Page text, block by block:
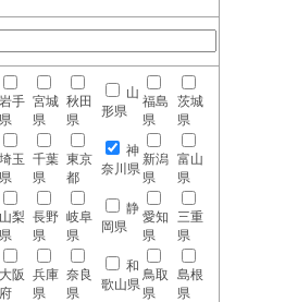
岩手
県
宮城
県
秋田
県
山
形県
福島
県
茨城
県
埼玉
県
千葉
県
東京
都
神
奈川県
新潟
県
富山
県
山梨
県
長野
県
岐阜
県
静
岡県
愛知
県
三重
県
大阪
府
兵庫
県
奈良
県
和
歌山県
鳥取
県
島根
県